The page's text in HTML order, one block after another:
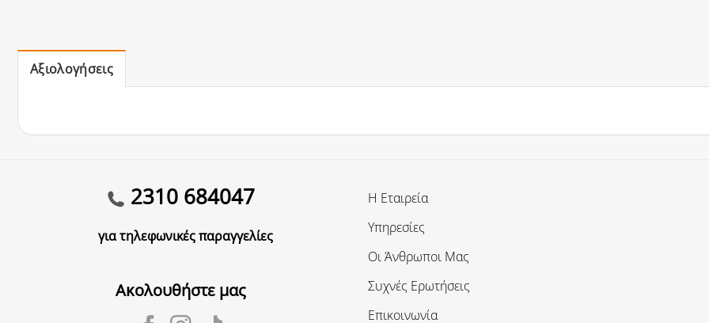
Αξιολογήσεις
2310 684047
για τηλεφωνικές παραγγελίες
Ακολουθήστε μας
Η Εταιρεία
Υπηρεσίες
Οι Άνθρωποι Μας
Συχνές Ερωτήσεις
Επικοινωνία